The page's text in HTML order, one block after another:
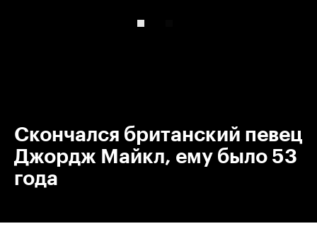
Скончался британский певец
Джордж Майкл, ему было 53
года